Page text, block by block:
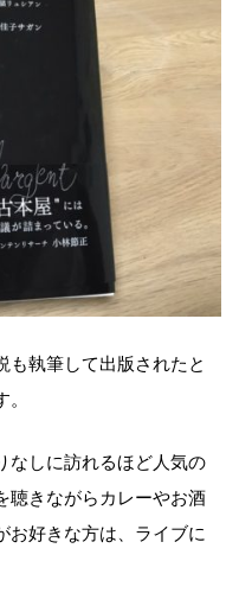
も執筆して出版されたと
なしに訪れるほど人気の
聴きながらカレーやお酒
お好きな方は、ライブに